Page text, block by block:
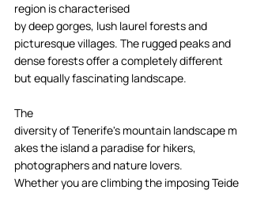
region is characterised
by deep gorges, lush laurel forests and
picturesque villages. The rugged peaks and
dense forests offer a completely different
but equally fascinating landscape.
The
diversity of Tenerife's mountain landscape m
akes the island a paradise for hikers,
photographers and nature lovers.
Whether you are climbing the imposing Teide